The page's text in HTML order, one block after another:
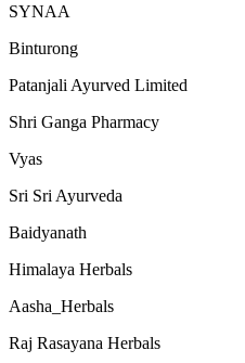
SYNAA
Binturong
Patanjali Ayurved Limited
Shri Ganga Pharmacy
Vyas
Sri Sri Ayurveda
Baidyanath
Himalaya Herbals
Aasha_Herbals
Raj Rasayana Herbals